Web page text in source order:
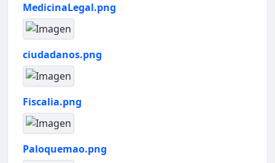
MedicinaLegal.png
ciudadanos.png
Fiscalia.png
Paloquemao.png